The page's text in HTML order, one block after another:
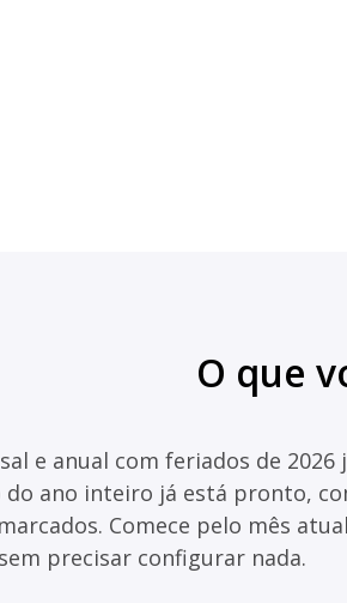
O que
e anual com feriados de 2026
do ano inteiro já está pronto,
Comece pelo mês
precisar configurar nada.